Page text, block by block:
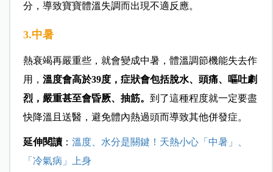
分，導致寶寶體溫失調而出現不適反應。
3.中暑
熱衰竭再嚴重些，就會變成中暑，體溫調節機能失去作
用， 溫度會高於39度，症狀會包括脫水、頭痛、嘔吐劇
烈，嚴重甚至會昏厥、抽筋。 到了這種程度就一定要盡
快降溫且送醫，避免體內熱過頭而導致其他併發症。
延伸閱讀： 溫度、水分是關鍵！天熱小心「中暑」、
「冷氣病」上身